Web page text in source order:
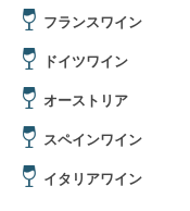
フランスワイン
ドイツワイン
オーストリア
スペインワイン
イタリアワイン